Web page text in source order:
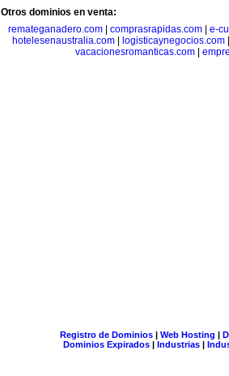
Otros dominios en venta:
remateganadero.com
comprasrapidas.com
e-
hotelesenaustralia.com| logisticaynegocios.com
vacacionesromanticas.com|
Registro de Dominios| Web Hosting |
Dominios Expirados | Industrias |